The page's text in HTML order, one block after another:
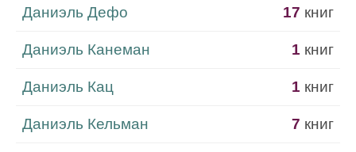
Даниэль Дефо 17 книг
Даниэль Канеман 1 книг
Даниэль Кац 1 книг
Даниэль Кельман 7 книг